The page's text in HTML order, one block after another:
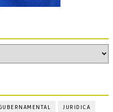
JURIDICA